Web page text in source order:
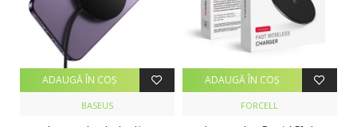
BASEUS
ADAUGĂ ÎN COŞ
FORCELL
ADAUGĂ ÎN COŞ